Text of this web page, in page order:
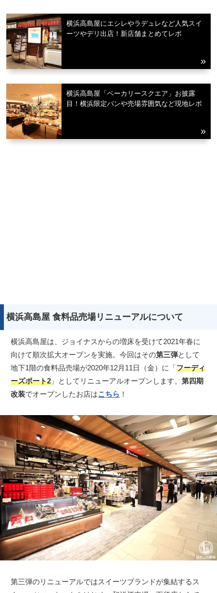
横浜高島屋にエシレやラデュレなど人気スイ
ーツやデリ出店！新店舗まとめてレポ
横浜高島屋「ベーカリースクエア」お披露
目！横浜限定パンや売場雰囲気など現地レポ
横浜高島屋 食料品売場リニューアルについて
横浜高島屋は、ジョイナスからの増床を受けて2021年春に
向けて順次拡大オープンを実施。今回はその第三弾として
地下1階の食料品売場が2020年12月11日（金）に「フーディ
ーズポート2 」としてリニューアルオープンします。第四期
改装でオープンしたお店はこちら ！
第三弾のリニューアルではスイーツブランドが集結するス